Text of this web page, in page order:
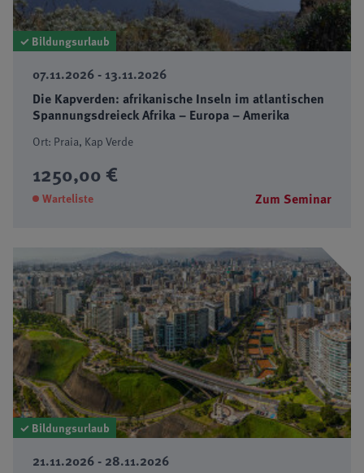
✓ Bildungsurlaub
07.11.2026 - 13.11.2026
Die Kapverden: afrikanische Inseln im atlantischen
Spannungsdreieck Afrika – Europa – Amerika
Ort: Praia, Kap Verde
1250,00 €
Warteliste Zum Seminar
✓ Bildungsurlaub
21.11.2026 - 28.11.2026